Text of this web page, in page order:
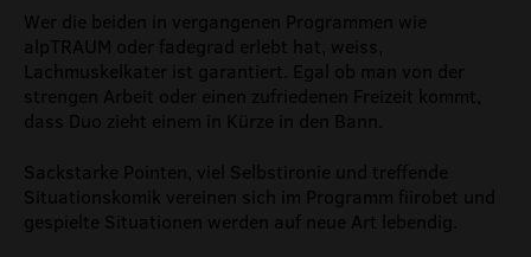
Wer die beiden in vergangenen Programmen wie
alpTRAUM oder fadegrad erlebt hat, weiss,
Lachmuskelkater ist garantiert. Egal ob man von der
strengen Arbeit oder einen zufriedenen Freizeit kommt,
dass Duo zieht einem in Kürze in den Bann.
Sackstarke Pointen, viel Selbstironie und treffende
Situationskomik vereinen sich im Programm fiirobet und
gespielte Situationen werden auf neue Art lebendig.